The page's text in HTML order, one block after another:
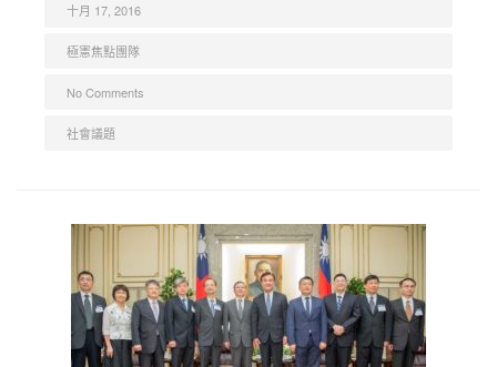
十月 17, 2016
極憲焦點團隊
No Comments
社會議題